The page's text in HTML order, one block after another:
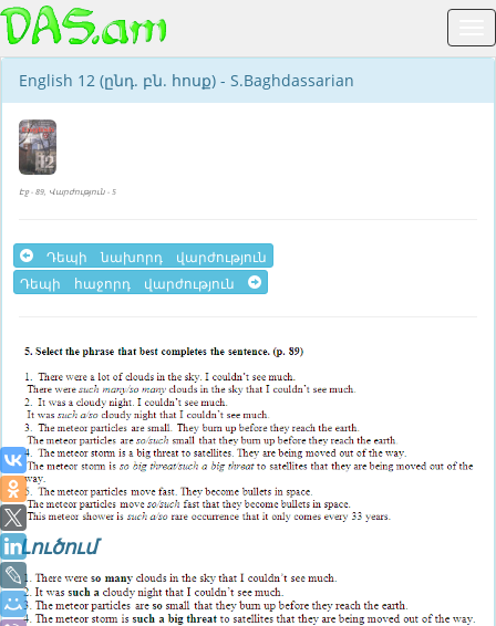
English 12 (ընդ. բն. հոսք) - S.Baghdassarian
Էջ - 89, Վարժություն - 5
Դեպի նախորդ վարժություն
Դեպի հաջորդ վարժություն
Լուծում